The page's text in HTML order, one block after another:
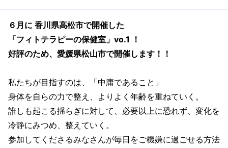
６月に 香川県高松市で開催した
「フィトテラピーの保健室」vo.1 ！
好評のため、愛媛県松山市で開催します！！
私たちが目指すのは、「中庸であること」
身体を自らの力で整え、よりよく年齢を重ねていく。
誰しも起こる揺らぎに対して、必要以上に恐れず、変化を
冷静にみつめ、整えていく。
参加してくださるみなさんが毎日をご機嫌に過ごせる方法